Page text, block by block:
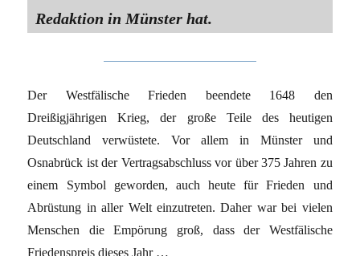
Redaktion in Münster hat.
Der Westfälische Frieden beendete 1648 den
Dreißigjährigen Krieg, der große Teile des heutigen
Deutschland verwüstete. Vor allem in Münster und
Osnabrück ist der Vertragsabschluss vor über 375 Jahren zu
einem Symbol geworden, auch heute für Frieden und
Abrüstung in aller Welt einzutreten. Daher war bei vielen
Menschen die Empörung groß, dass der Westfälische
Friedenspreis dieses Jahr …